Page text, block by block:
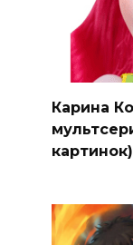
Карина
картинок)